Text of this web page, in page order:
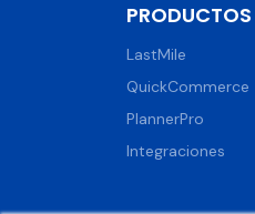
PRODUCTOS
LastMile
QuickCommerce
PlannerPro
Integraciones